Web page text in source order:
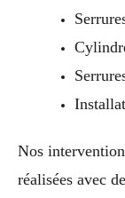
Nos
réalisées avec